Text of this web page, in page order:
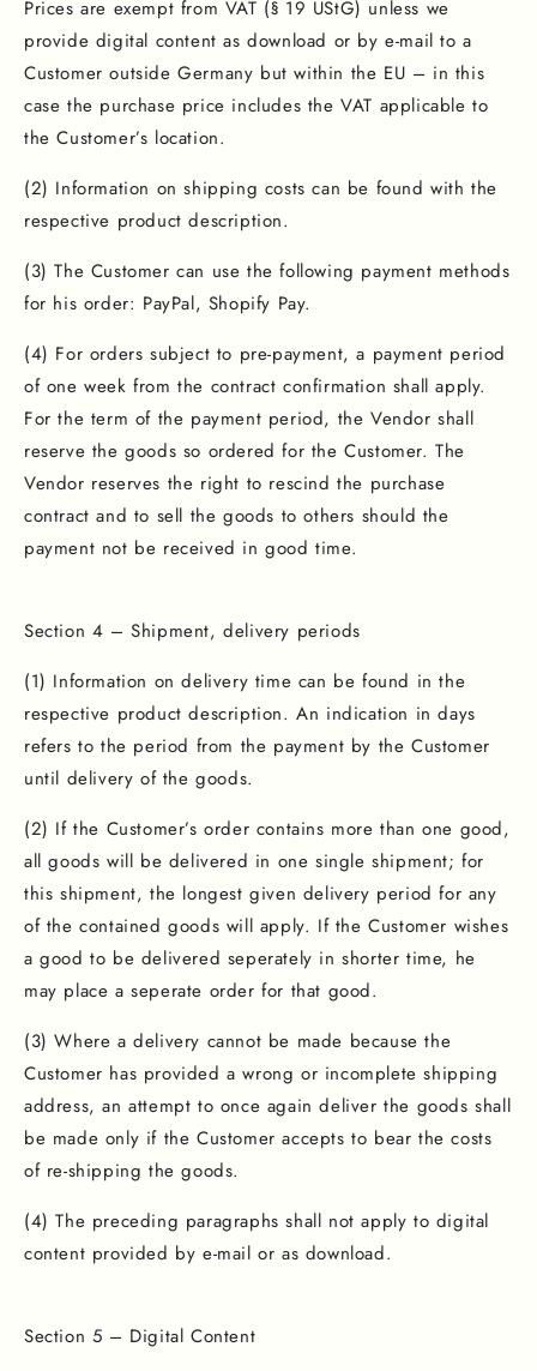
Prices are exempt from VAT (§ 19 UStG) unless we
provide digital content as download or by e-mail to a
Customer outside Germany but within the EU – in this
case the purchase price includes the VAT applicable to
the Customer’s location.
(2) Information on shipping costs can be found with the
respective product description.
(3) The Customer can use the following payment methods
for his order: PayPal, Shopify Pay.
(4) For orders subject to pre-payment, a payment period
of one week from the contract confirmation shall apply.
For the term of the payment period, the Vendor shall
reserve the goods so ordered for the Customer. The
Vendor reserves the right to rescind the purchase
contract and to sell the goods to others should the
payment not be received in good time.
Section 4 – Shipment, delivery periods
(1) Information on delivery time can be found in the
respective product description. An indication in days
refers to the period from the payment by the Customer
until delivery of the goods.
(2) If the Customer’s order contains more than one good,
all goods will be delivered in one single shipment; for
this shipment, the longest given delivery period for any
of the contained goods will apply. If the Customer wishes
a good to be delivered seperately in shorter time, he
may place a seperate order for that good.
(3) Where a delivery cannot be made because the
Customer has provided a wrong or incomplete shipping
address, an attempt to once again deliver the goods shall
be made only if the Customer accepts to bear the costs
of re-shipping the goods.
(4) The preceding paragraphs shall not apply to digital
content provided by e-mail or as download.
Section 5 – Digital Content